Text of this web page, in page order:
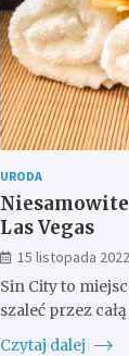
URODA
Las Vegas
15 listopada 2022
Sin City to
szaleć przez
Czytaj dalej